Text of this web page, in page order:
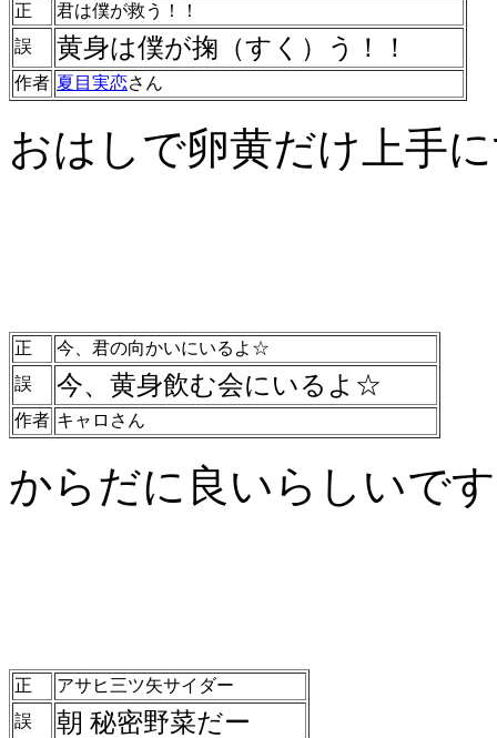
正
君は僕が救う！！
誤
黄身は僕が掬（すく）う！！
作者 夏目実恋さん
おはしで卵黄だけ上手
正
今、君の向かいにいるよ☆
誤
今、黄身飲む会にいるよ☆
作者 キャロさん
からだに良いらしいで
正
アサヒ三ツ矢サイダー
誤
朝 秘密野菜だー